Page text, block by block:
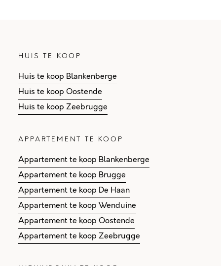
HUIS TE KOOP
Huis te koop Blankenberge
Huis te koop Oostende
Huis te koop Zeebrugge
APPARTEMENT TE KOOP
Appartement te koop Blankenberge
Appartement te koop Brugge
Appartement te koop De Haan
Appartement te koop Wenduine
Appartement te koop Oostende
Appartement te koop Zeebrugge